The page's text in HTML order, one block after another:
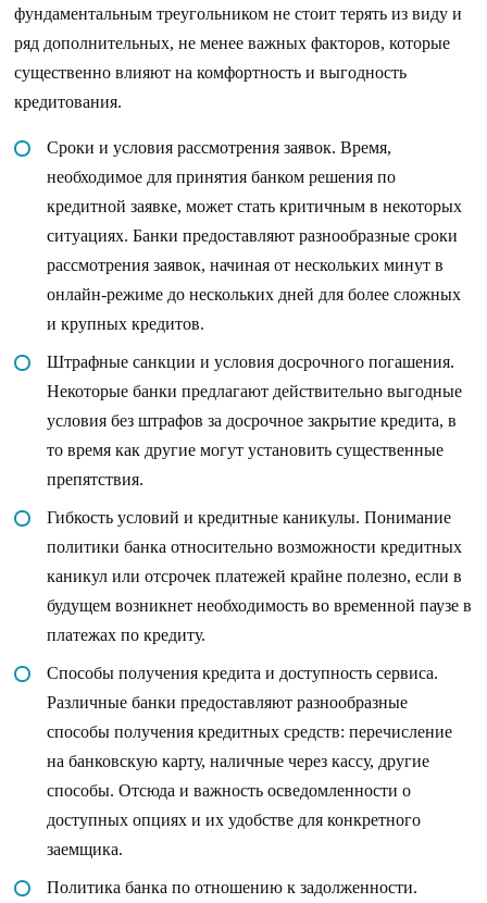
фундаментальным треугольником не стоит терять из виду и
ряд дополнительных, не менее важных факторов, которые
существенно влияют на комфортность и выгодность
кредитования.
Сроки и условия рассмотрения заявок. Время,
необходимое для принятия банком решения по
кредитной заявке, может стать критичным в некоторых
ситуациях. Банки предоставляют разнообразные сроки
рассмотрения заявок, начиная от нескольких минут в
онлайн-режиме до нескольких дней для более сложных
и крупных кредитов.
Штрафные санкции и условия досрочного погашения.
Некоторые банки предлагают действительно выгодные
условия без штрафов за досрочное закрытие кредита, в
то время как другие могут установить существенные
препятствия.
Гибкость условий и кредитные каникулы. Понимание
политики банка относительно возможности кредитных
каникул или отсрочек платежей крайне полезно, если в
будущем возникнет необходимость во временной паузе в
платежах по кредиту.
Способы получения кредита и доступность сервиса.
Различные банки предоставляют разнообразные
способы получения кредитных средств: перечисление
на банковскую карту, наличные через кассу, другие
способы. Отсюда и важность осведомленности о
доступных опциях и их удобстве для конкретного
заемщика.
Политика банка по отношению к задолженности.